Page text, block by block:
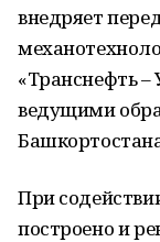
внедряет
«Транснефть –
ведущими
При
построено и